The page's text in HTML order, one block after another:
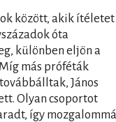
között, akik ítéletet
óta
különben eljön a
más próféták
János
Olyan csoportot
így mozgalommá